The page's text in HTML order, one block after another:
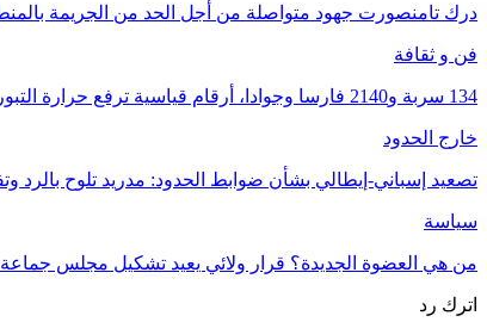
درك تامنصورت جهود متواصلة من أجل الحد من الجريمة
فن و ثقافة
134 سربة و2140 فارسا وجوادا، أرقام قياسية ترفع حرارة التبوريدة في موسم مولاي عبد الله…
خارج الحدود
تصعيد إسباني-إيطالي بشأن ضوابط الحدود: مدريد تلوح بالرد
سياسة
من هي العضوة الجديدة؟ قرار ولائي يعيد تشكيل مجلس
اترك رد